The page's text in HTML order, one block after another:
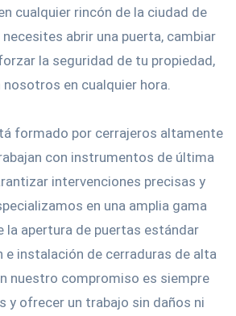
cualquier rincón de la ciudad de
necesites abrir una puerta, cambiar
la seguridad de tu propiedad,
en cualquier hora.
formado por cerrajeros altamente
con instrumentos de última
intervenciones precisas y
en una amplia gama
la apertura de puertas estándar
e instalación de cerraduras de alta
nuestro compromiso es siempre
y ofrecer un trabajo sin daños ni